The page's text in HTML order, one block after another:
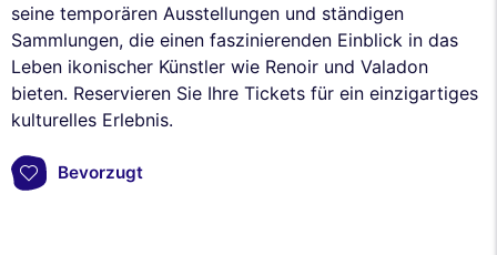
seine temporären Ausstellungen und ständigen
Sammlungen, die einen faszinierenden Einblick in das
Leben ikonischer Künstler wie Renoir und Valadon
bieten. Reservieren Sie Ihre Tickets für ein einzigartiges
kulturelles Erlebnis.
Bevorzugt